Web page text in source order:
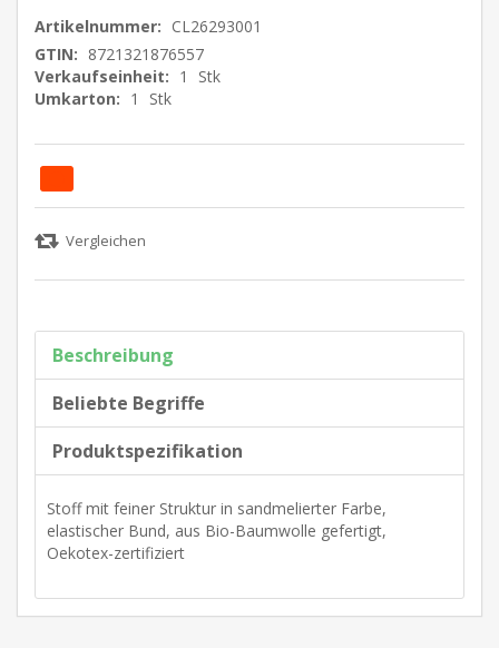
Artikelnummer: CL26293001
GTIN: 8721321876557
Verkaufseinheit: 1
Stk
Umkarton: 1 Stk
Beschreibung
Beliebte Begriffe
Produktspezifikation
Stoff mit feiner Struktur in sandmelierter Farbe,
elastischer Bund, aus Bio-Baumwolle gefertigt,
Oekotex-zertifiziert